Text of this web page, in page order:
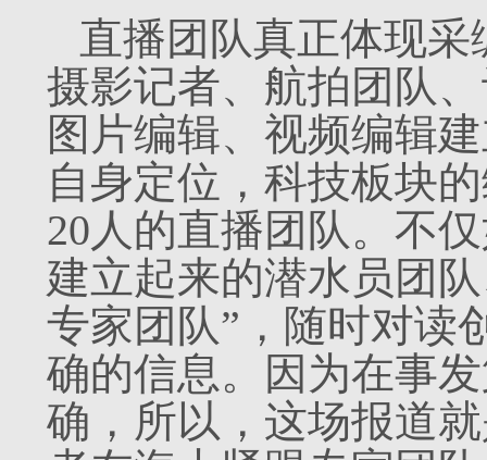
直播团队真正体现
摄影记者、航拍团队
图片编辑、视频编辑
自身定位，科技板块
20人的直播团队。不
建立起来的潜水员团
专家团队”，随时对读
确的信息。因为在事
确，所以，这场报道